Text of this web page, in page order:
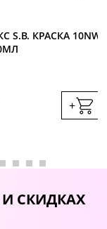
S.B. КРАСКА 10NW
+
СКИДКАХ